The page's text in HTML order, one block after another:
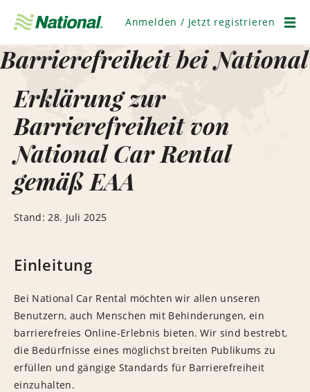
überspringen
Anmelden / Jetzt registrieren
Barrierefreiheit bei National
Erklärung zur
Barrierefreiheit von
National Car Rental
gemäß EAA
Stand: 28. Juli 2025
Einleitung
Bei National Car Rental möchten wir allen unseren
Benutzern, auch Menschen mit Behinderungen, ein
barrierefreies Online-Erlebnis bieten. Wir sind bestrebt,
die Bedürfnisse eines möglichst breiten Publikums zu
erfüllen und gängige Standards für Barrierefreiheit
einzuhalten.